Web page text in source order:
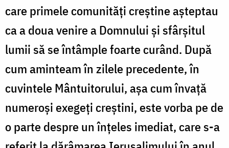
care primele comunități creștine așteptau
ca a doua venire a Domnului și sfârșitul
lumii să se întâmple foarte curând. După
cum aminteam în zilele precedente, în
cuvintele Mântuitorului, așa cum învață
numeroși exegeți creștini, este vorba pe de
o parte despre un înțeles imediat, care s-a